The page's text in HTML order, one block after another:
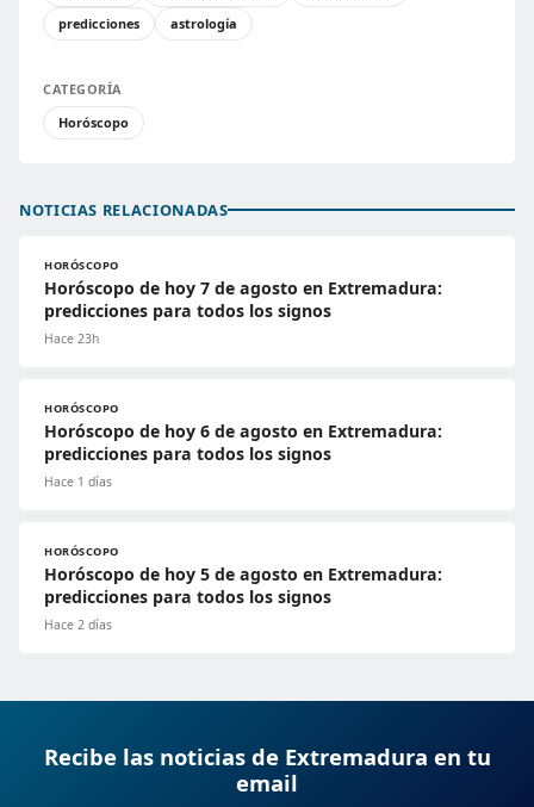
predicciones
astrología
CATEGORÍA
Horóscopo
NOTICIAS RELACIONADAS
HORÓSCOPO
Horóscopo de hoy 7 de agosto en Extremadura:
predicciones para todos los signos
Hace 23h
HORÓSCOPO
Horóscopo de hoy 6 de agosto en Extremadura:
predicciones para todos los signos
Hace 1 días
HORÓSCOPO
Horóscopo de hoy 5 de agosto en Extremadura:
predicciones para todos los signos
Hace 2 días
Recibe las noticias de Extremadura en tu
email